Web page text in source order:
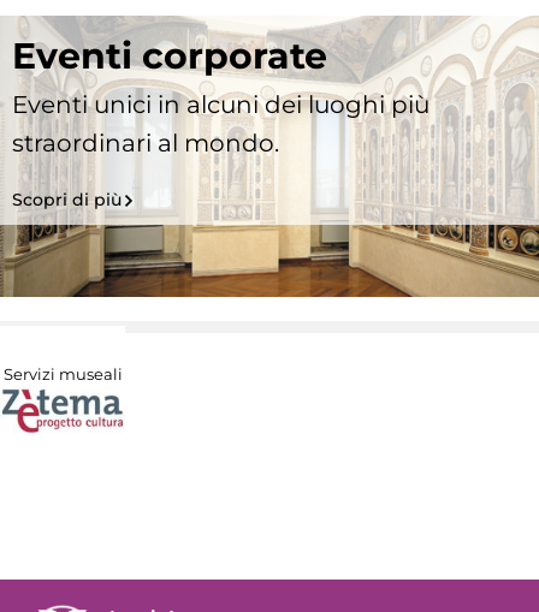
Eventi corporate
Eventi unici in alcuni dei luoghi più
straordinari al mondo.
Scopri di più
Servizi museali